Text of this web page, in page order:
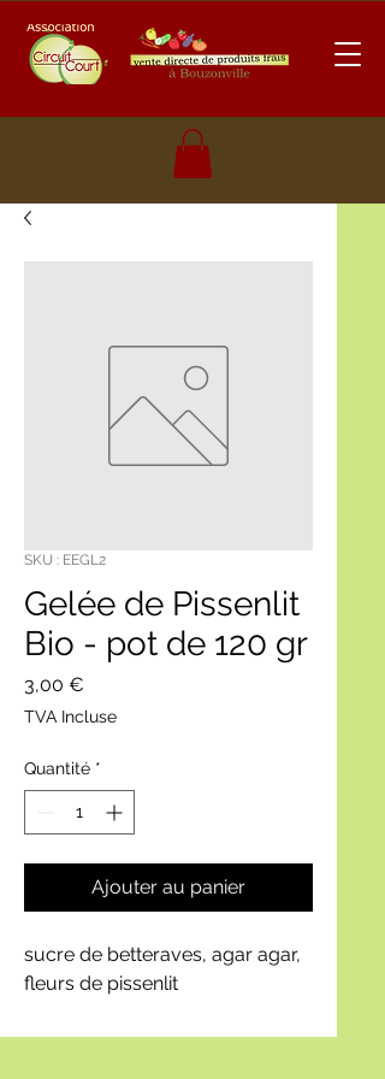
SKU : EEGL2
Gelée de Pissenlit
Bio - pot de 120 gr
3,00 €
TVA Incluse
Quantité *
Ajouter au panier
sucre de betteraves, agar agar,
fleurs de pissenlit